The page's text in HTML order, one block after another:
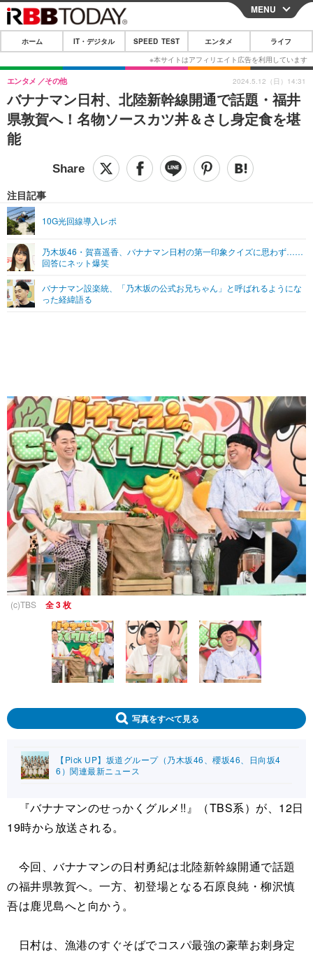
CLOSE
ホーム
IT・デジタル
IT・デジタルTOP スマートフォン
ショッピング その他
SPEED TEST
エンタメ
エンタメTOP 映画・ドラマ
音楽
グラビア ブログ
ペット
その他
リリース一覧
プッシュ通知の停止方法
MENU
ホーム IT・デジタル SPEED TEST エンタメ ライフ
バナナマン日村、北陸新幹線開通で話題・福井
県敦賀へ！名物ソースカツ丼＆さし身定食を堪
能
エンタメ その他
注目記事
10G光回線導入レポ
乃木坂46・賀喜遥香、バナナマン日村の第一印象クイズに思わず……
回答にネット爆笑
バナナマン設楽統、「乃木坂の公式お兄ちゃん」と呼ばれるようにな
った経緯語る
2024.5.12（日）14:31
(c)TBS 全 3 枚
写真をすべて見る
【Pick UP】坂道グループ（乃木坂46、櫻坂46、日向坂4
6）関連最新ニュース
『バナナマンのせっかくグルメ!!』（TBS系）が、12日
19時から放送される。
今回、バナナマンの日村勇紀は北陸新幹線開通で話題
の福井県敦賀へ。一方、初登場となる石原良純・柳沢慎
吾は鹿児島へと向かう。
日村は、漁港のすぐそばでコスパ最強の豪華お刺身定